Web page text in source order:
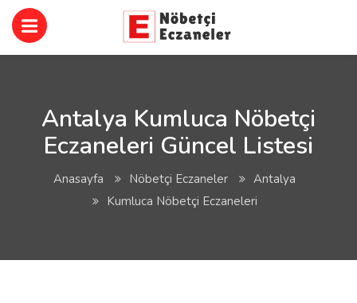
Antalya Kumluca Nöbetçi
Eczaneleri Güncel Listesi
Anasayfa Nöbetçi Eczaneler
Antalya
Kumluca Nöbetçi Eczaneleri